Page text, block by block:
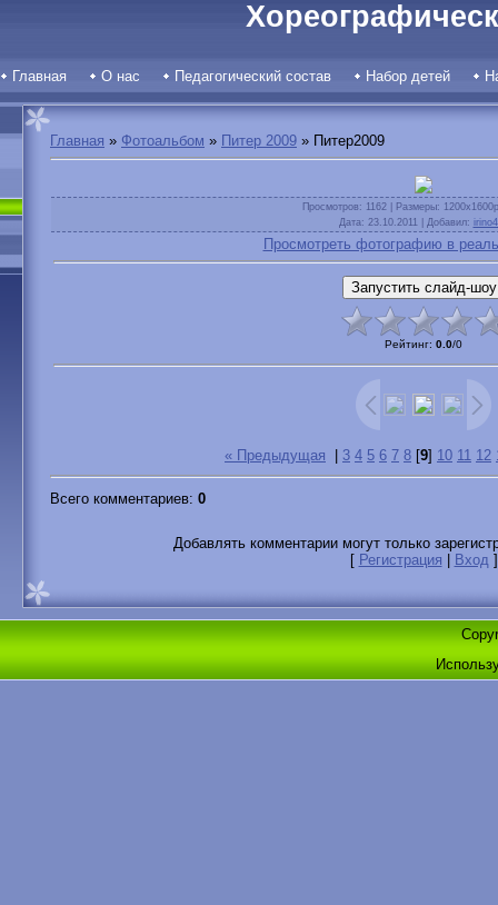
Главная О нас Педагогический состав Набор детей
Главная » Фотоальбом » Питер 2009 » Питер2009
Просмотров: 1162 | Размеры:
Дата: 23.10.2011 | Добавил:
Просмотреть фотографию в
Рейтинг: 0.0/0
« Предыдущая 3 4 5 6 7 8 [9] 10 11 12
Всего комментариев: 0
Добавлять комментарии могут только
[ Регистрация Вход]